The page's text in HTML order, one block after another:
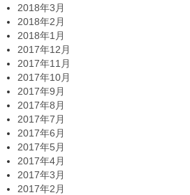
2018年3月
2018年2月
2018年1月
2017年12月
2017年11月
2017年10月
2017年9月
2017年8月
2017年7月
2017年6月
2017年5月
2017年4月
2017年3月
2017年2月